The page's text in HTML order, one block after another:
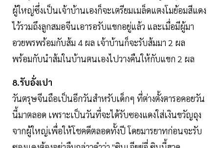
ผู้ใหญ่ซึ่งเป็นเจ้าบ้านเองก็จะเตรียมเมล็ดแตงโมย้อมสีแดง
ไว้รวมถึงลูกสมอจีนเอารอรับแขกอยู่แล้ว และเมื่อมีผู้มา
อวยพรพร้อมกับส้ม 4 ผล เจ้าบ้านก็จะรับส้มมา 2 ผล
พร้อมกับนำส้มในบ้านตนเองไปวางคืนให้กับแขก 2 ผล
8.รับอั่งเปา
วันตรุษจีนถือเป็นอีกวันสำหรับเด็กๆ ที่ต่างตั้งตารอคอยวัน
นี้มาตลอด เพราะเป็นวันที่จะได้รับซองแดงใส่เงินขวัญถุง
จากผู้ใหญ่เพื่อให้โชคดีตลอดทั้งปี โดยมารยาทก่อนจะรับ